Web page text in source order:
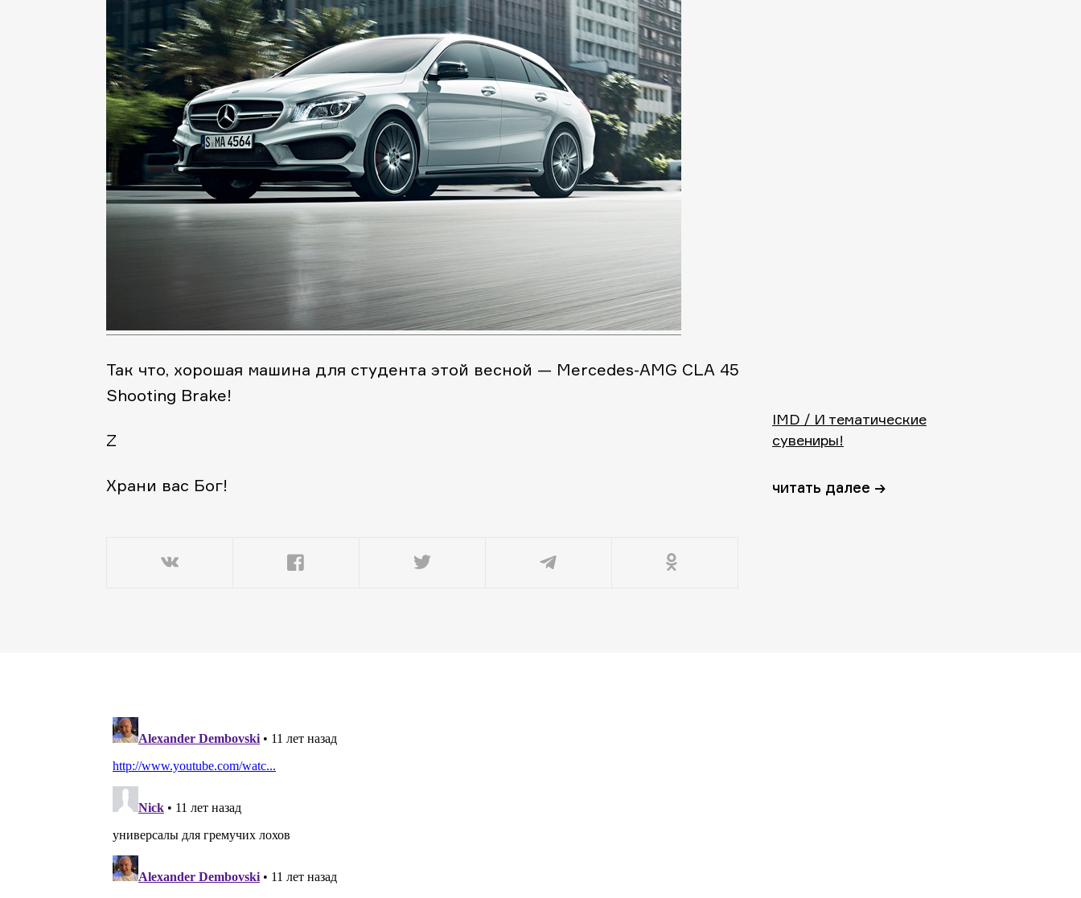
Так что, хорошая машина для студента этой весной — Mercedes-AMG CLA 45
Shooting Brake!
Z
Храни вас Бог!
IMD / И тематические
сувениры!
читать далее →